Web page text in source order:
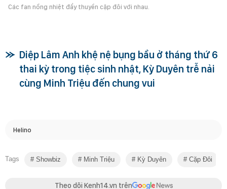
Các fan nồng nhiệt đẩy thuyền cặp đôi với nhau.
Diệp Lâm Anh khệ nệ bụng bầu ở tháng thứ 6
thai kỳ trong tiệc sinh nhật, Kỳ Duyên trễ nải
cùng Minh Triệu đến chung vui
Helino
Tags Showbiz Minh Triệu Kỳ Duyên Cặp Đôi
Theo dõi Kenh14.vn trên